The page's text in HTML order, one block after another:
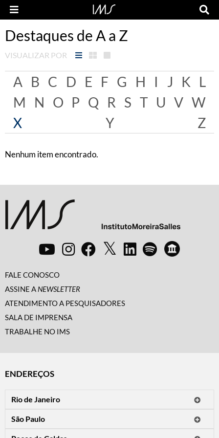
Destaques de A a Z
VISUALIZAR POR
A B C D E F G H I J K L
M
N O P Q R S T U V W
X
Y Z
Nenhum item encontrado.
FALE CONOSCO
ASSINE A NEWSLETTER
ATENDIMENTO A PESQUISADORES
SALA DE IMPRENSA
TRABALHE NO IMS
ENDEREÇOS
Rio de Janeiro
Horário de visitação: a programação do IMS no Rio de Janeiro será
apresentada em instituições culturais parceiras.
São Paulo